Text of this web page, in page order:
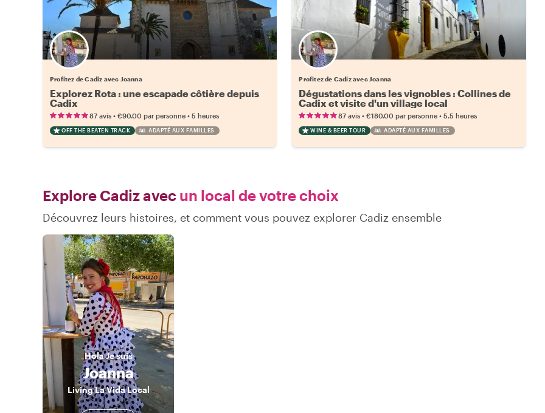
Profitez de Cadiz avec Joanna
Explorez Rota : une escapade côtière depuis
Cadix
87 avis • €90.00 par personne • 5 heures
OFF THE BEATEN TRACK ADAPTÉ AUX FAMILLES
Profitez de Cadiz avec Joanna
Dégustations dans les vignobles : Collines de
Cadix et visite d'un village local
87 avis •€180.00 par personne •5.5 heures
WINE & BEER TOUR ADAPTÉ AUX FAMILLES
Explore Cadiz avec un local de votre choix
Découvrez leurs histoires, et comment vous pouvez explorer Cadiz ensemble
HolaJe suis
Joanna
Living La Vida Local